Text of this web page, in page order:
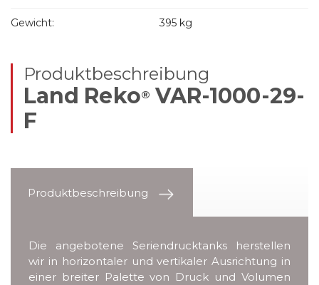
Gewicht: 395 kg
Produktbeschreibung
Land Reko® VAR-1000-29-
F
Produktbeschreibung
Die angebotene Seriendrucktanks herstellen
wir in horizontaler und vertikaler Ausrichtung in
einer breiter Palette von Druck und Volumen